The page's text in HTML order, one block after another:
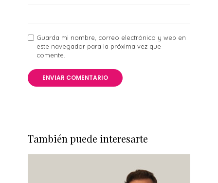
Guarda mi nombre, correo electrónico y web en
este navegador para la próxima vez que
comente.
También puede interesarte